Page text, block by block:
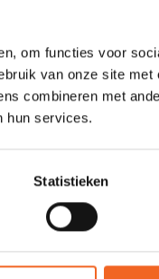
om functies voor
van onze site
combineren met
hun services.
Statistieken